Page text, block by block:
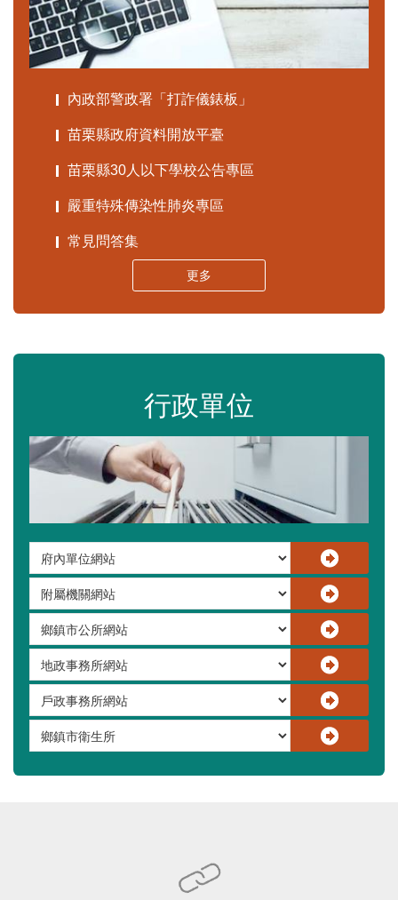
內政部警政署「打詐儀錶板」
苗栗縣政府資料開放平臺
苗栗縣30人以下學校公告專區
嚴重特殊傳染性肺炎專區
常見問答集
更多
行政單位